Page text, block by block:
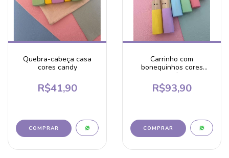
Quebra-cabeça casa
cores candy
R$41,90
Carrinho com
bonequinhos cores
candy
R$93,90